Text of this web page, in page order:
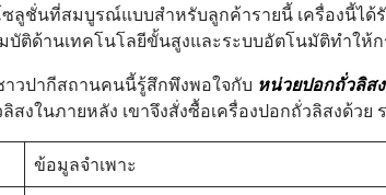
ซลูชั่นที่สมบูรณ์แบบสำหรับลูกค้ารายนี้ เครื่องนี้ไ
ด้านเทคโนโลยีขั้นสูงและระบบอัตโนมัติทำให้ก
วปากีสถานคนนี้รู้สึกพึงพอใจกับ หน่วยปอกถั่วลิส
งในภายหลัง เขาจึงสั่งซื้อเครื่องปอกถั่วลิสงด้ว
ข้อมูลจำเพาะ